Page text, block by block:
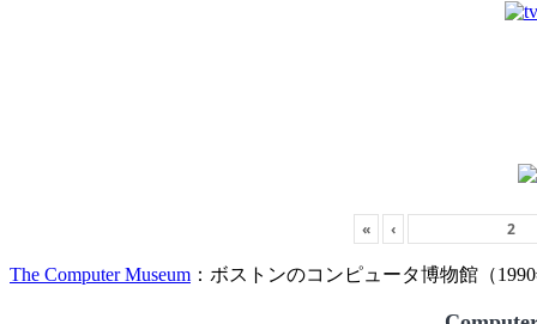
« ‹
The Computer Museum ：ボストンのコンピュータ博物館（